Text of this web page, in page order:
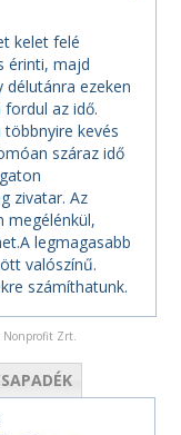
kelet felé
érinti, majd
délutánra ezeken
az idő.
kevés
száraz idő
zivatar. Az
megélénkül,
legmagasabb
valószínű.
számíthatunk.
Nonprofit Zrt.